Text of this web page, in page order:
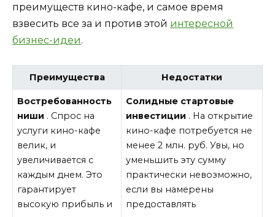
преимуществ кино-кафе, и самое время
взвесить все за и против этой интересной
бизнес-идеи.
Преимущества Недостатки
Востребованность
ниши . Спрос на
услуги кино-кафе
велик, и
увеличивается с
каждым днем. Это
гарантирует
высокую прибыль и
Солидные стартовые
инвестиции . На открытие
кино-кафе потребуется не
менее 2 млн. руб. Увы, но
уменьшить эту сумму
практически невозможно,
если вы намерены
предоставлять